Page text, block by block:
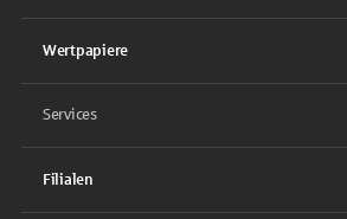
Wertpapiere
Services
Filialen